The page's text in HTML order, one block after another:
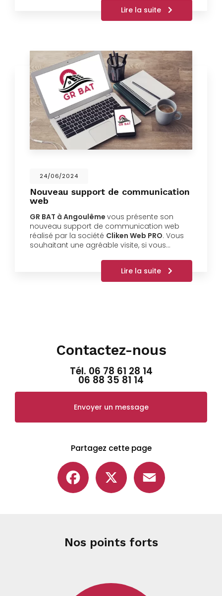
Lire la suite
24/06/2024
Nouveau support de communication
web
GR BAT à Angoulême vous présente son
nouveau support de communication web
réalisé par la société Cliken Web PRO. Vous
souhaitant une agréable visite, si vous…
Lire la suite
Contactez-nous
Tél. 06 78 61 28 14
06 88 35 81 14
Envoyer un message
Partagez cette page
Facebook
Nos points forts